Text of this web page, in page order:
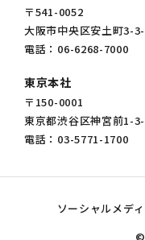
〒541-0052
大阪市中央区安土町3-
電話：06-6268-7000
東京本社
〒150-0001
東京都渋谷区神宮前1-
電話：03-5771-1700
ソーシャルメデ
©